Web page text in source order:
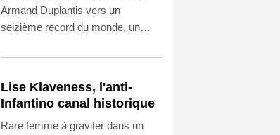
Armand Duplantis vers un
seizième record du monde, un
Marcell Jacobs: passage en revue
championnats d'Europe
d'athlétisme qui débutent lundi à
Birmingham (Royaume-Uni).
Lise Klaveness, l'anti-
Infantino canal historique
Rare femme à graviter dans un